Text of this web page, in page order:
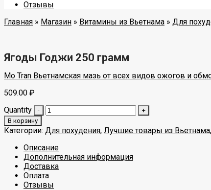
Отзывы
Главная » Магазин » Витамины из Вьетнама » Для
Ягоды Годжи 250 грамм
Mo Tran Вьетнамская мазь от всех видов ожогов и
509.00 ₽
Quantity
В корзину
Категории: Для похудения, Лучшие товары из Вьетнама,
Описание
Дополнительная информация
Доставка
Оплата
Отзывы